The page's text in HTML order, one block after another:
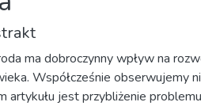
ma dobroczynny wpływ na
Współcześnie obserwujemy
artykułu jest przybliżenie